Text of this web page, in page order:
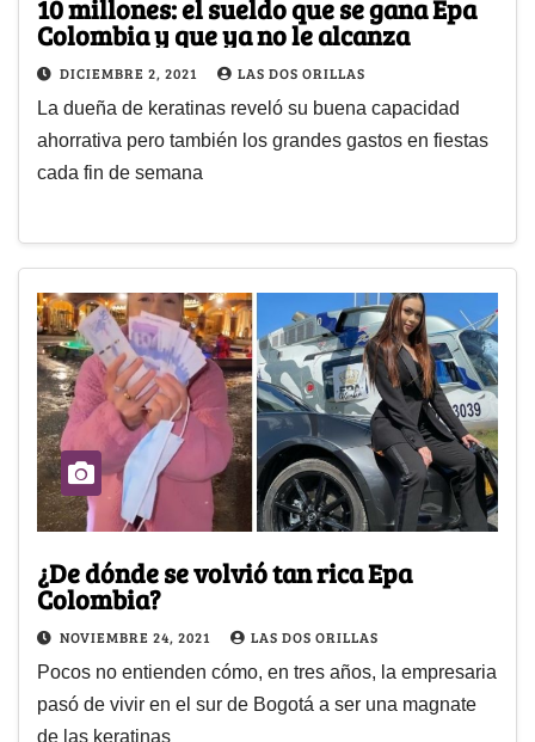
10 millones: el sueldo que se gana Epa
Colombia y que ya no le alcanza
DICIEMBRE 2, 2021 LAS DOS ORILLAS
La dueña de keratinas reveló su buena capacidad
ahorrativa pero también los grandes gastos en fiestas
cada fin de semana
¿De dónde se volvió tan rica Epa
Colombia?
NOVIEMBRE 24, 2021 LAS DOS ORILLAS
Pocos no entienden cómo, en tres años, la empresaria
pasó de vivir en el sur de Bogotá a ser una magnate
de las keratinas